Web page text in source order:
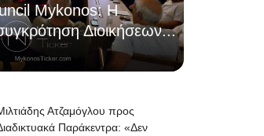
Mykonos: Η
Διοικήσεων...
Ατζαμόγλου προς
Παράκεντρα: «Δεν